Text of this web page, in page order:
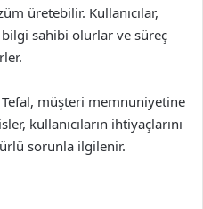
üretebilir. Kullanıcılar,
sahibi olurlar ve süreç
müşteri memnuniyetine
kullanıcıların ihtiyaçlarını
sorunla ilgilenir.